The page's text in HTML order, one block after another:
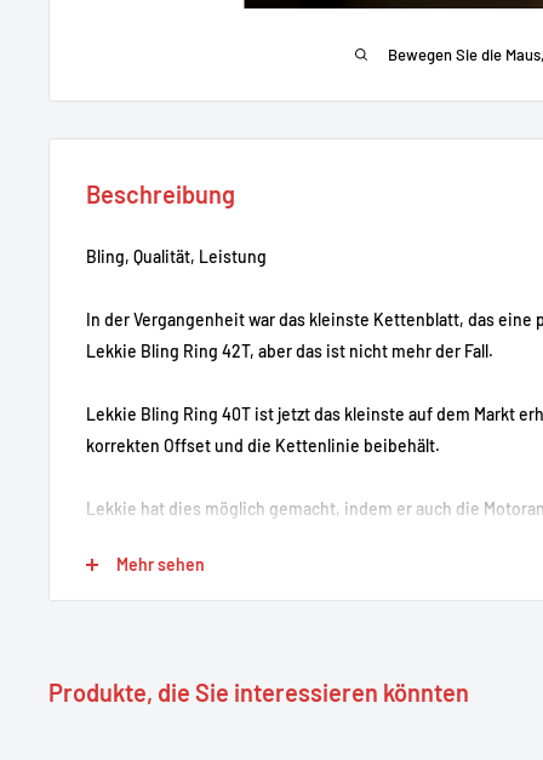
Bewegen Sie die
Beschreibung
Bling, Qualität, Leistung
In der Vergangenheit war das kleinste Kettenblatt, das
Lekkie Bling Ring 42T, aber das ist nicht mehr der Fall.
Lekkie Bling Ring 40T ist jetzt das kleinste auf dem Markt
korrekten Offset und die Kettenlinie beibehält.
Lekkie hat dies möglich gemacht, indem er auch die
Antriebsring zu schaffen.
Standard-Offset von 9 mm benötigen, verwenden Sie einfach
Mehr sehen
Produkte, die Sie interessieren könnten